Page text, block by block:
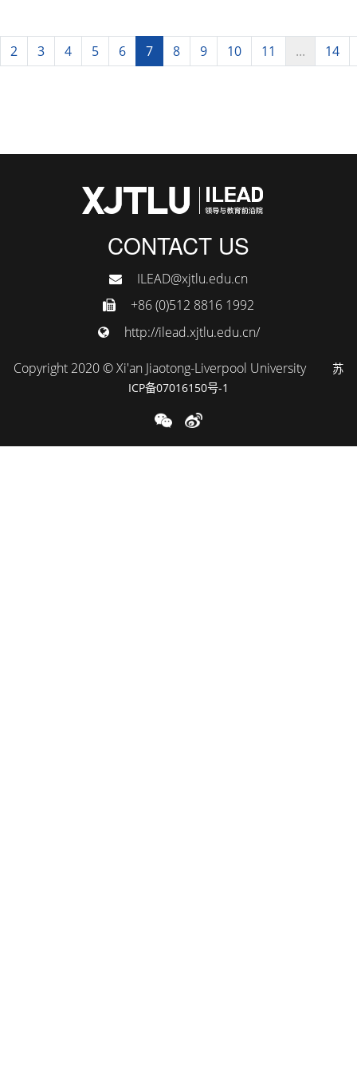
2 3 4 5 6 7 8 9 10 11 ... 14
CONTACT US
ILEAD@xjtlu.edu.cn
+86 (0)512 8816 1992
http://ilead.xjtlu.edu.cn/
Copyright 2020 © Xi'an Jiaotong-Liverpool University
苏
ICP备07016150号-1